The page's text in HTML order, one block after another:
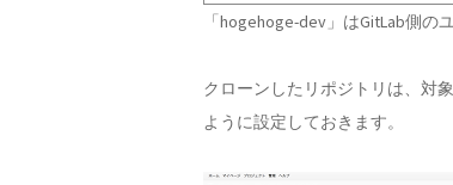
「hogehoge-dev」はGitLab側の
クローンしたリポジトリは、対
ように設定しておきます。